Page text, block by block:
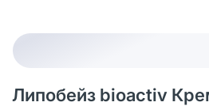
Липобейз bioactiv